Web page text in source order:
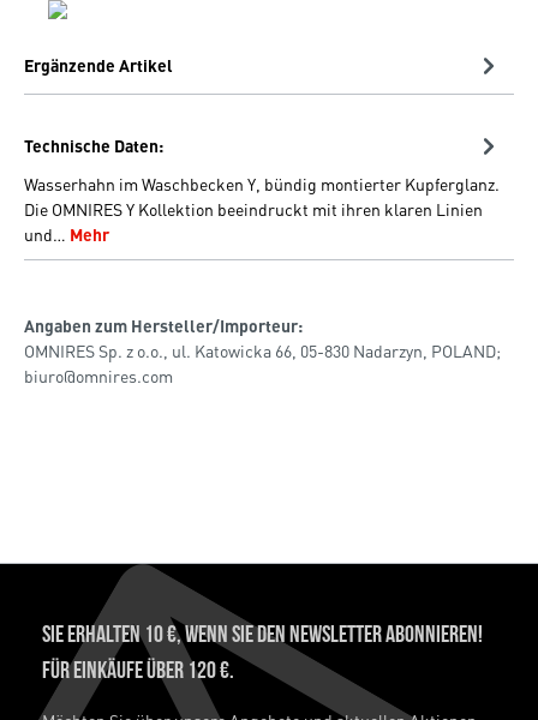
Ergänzende Artikel
Technische Daten:
Wasserhahn im Waschbecken Y, bündig montierter Kupferglanz.
Die OMNIRES Y Kollektion beeindruckt mit ihren klaren Linien
und… Mehr
Angaben zum Hersteller/Importeur:
OMNIRES Sp. z o.o., ul. Katowicka 66, 05-830 Nadarzyn, POLAND;
biuro@omnires.com
Sie erhalten 10 €, wenn Sie den Newsletter abonnieren!
Für Einkäufe über 120 €.